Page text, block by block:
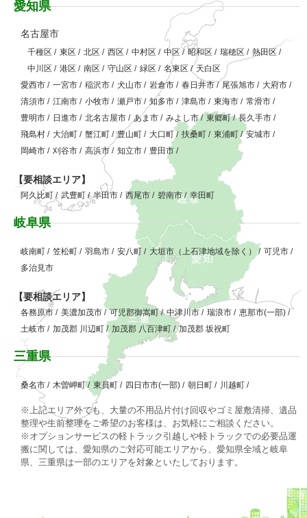
愛知県
名古屋市
千種区 / 東区 / 北区 / 西区 / 中村区 / 中区/ 昭和区 / 瑞穂区 / 熱田区 /
中川区 / 港区 / 南区 / 守山区 / 緑区 / 名東区 / 天白区
愛西市 / 一宮市 / 稲沢市 / 犬山市 / 岩倉市 / 春日井市/ 尾張旭市 / 大府市 /
清須市 / 江南市 / 小牧市 / 瀬戸市 / 知多市 / 津島市 / 東海市 / 常滑市 /
豊明市 / 日進市 / 北名古屋市 / あま市 / みよし市/ 東郷町/ 長久手市 /
飛島村 / 大治町 / 蟹江町 / 豊山町 / 大口町/ 扶桑町 / 東浦町 / 安城市 /
岡崎市 / 刈谷市 / 高浜市 / 知立市 / 豊田市 /
【要相談エリア】
阿久比町 / 武豊町/ 半田市 / 西尾市 / 碧南市/ 幸田町
岐阜県
岐南町 / 笠松町 / 羽島市 / 安八町 / 大垣市（上石津地域を除く） / 可児市 /
多治見市
【要相談エリア】
各務原市 / 美濃加茂市 / 可児郡御嵩町/ 中津川市 / 瑞浪市 / 恵那市(一部) /
土岐市 / 加茂郡 川辺町/ 加茂郡 八百津町 / 加茂郡 坂祝町
三重県
桑名市 / 木曽岬町/ 東員町 / 四日市市(一部) / 朝日町 / 川越町 /
※上記エリア外でも、大量の不用品片付け回収やゴミ屋敷清掃、遺品
整理や生前整理をご希望のお客様は、お気軽にご相談ください。
※オプションサービスの軽トラック引越しや軽トラックでの必要品運
搬に関しては、愛知県のご対応可能エリアから、愛知県全域と岐阜
県、三重県は一部のエリアを対象といたしております。